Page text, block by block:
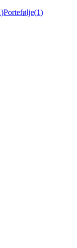
)Portefølje(1)